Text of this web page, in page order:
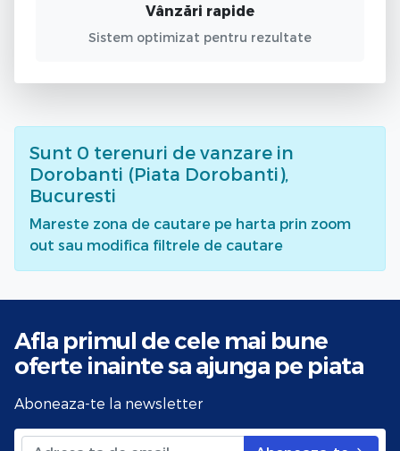
Vânzări rapide
Sistem optimizat pentru rezultate
Sunt 0 terenuri de vanzare in
Dorobanti (Piata Dorobanti),
Bucuresti
Mareste zona de cautare pe harta prin zoom
out sau modifica filtrele de cautare
Afla primul de cele mai bune
oferte inainte sa ajunga pe piata
Aboneaza-te la newsletter